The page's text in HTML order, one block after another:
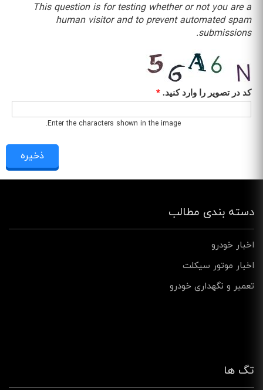
This question is for testing whether or not you are a
human visitor and to prevent automated spam
submissions.
کد در تصویر را وارد کنید.*
Enter the characters shown in the image.
دسته بندی مطالب
اخبار خودرو
اخبار موتور سیکلت
تعمیر و نگهداری خودرو
تگ ها